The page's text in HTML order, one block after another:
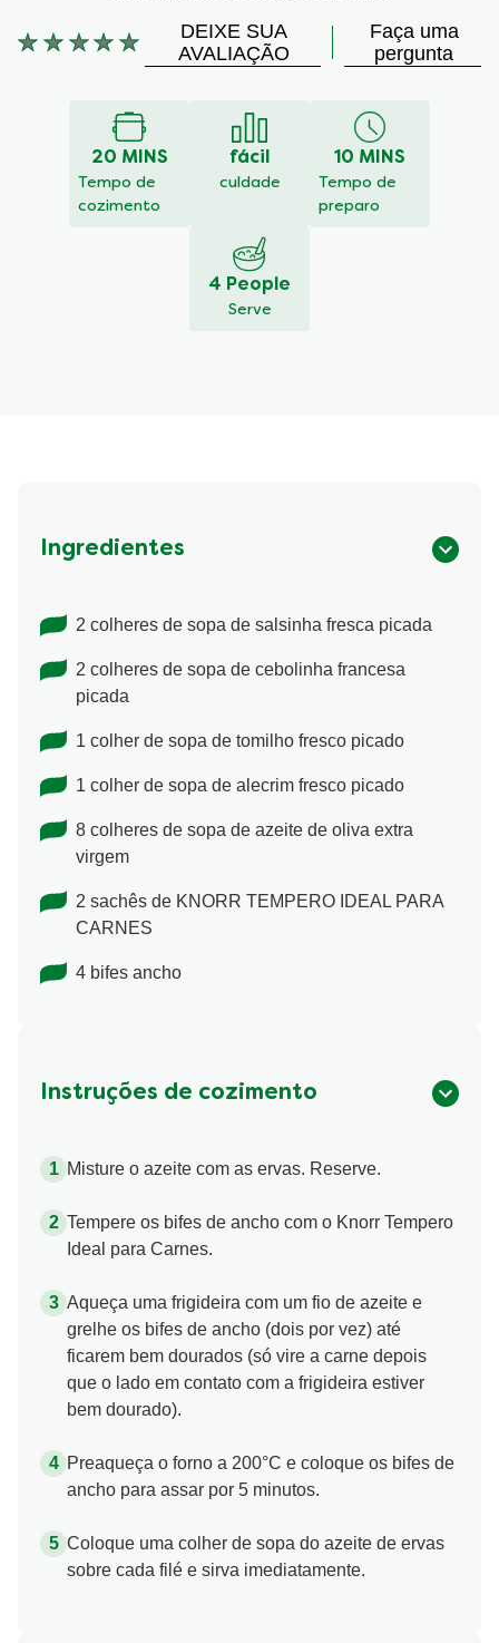
Nenhuma
DEIXE SUA
AVALIAÇÃO
Faça uma
pergunta
20 MINS
Tempo de
cozimento
fácil
culdade
10 MINS
Tempo de
preparo
4 People
Serve
Ingredientes
2 colheres de sopa de salsinha fresca picada
2 colheres de sopa de cebolinha francesa
picada
1 colher de sopa de tomilho fresco picado
1 colher de sopa de alecrim fresco picado
8 colheres de sopa de azeite de oliva extra
virgem
2 sachês de KNORR TEMPERO IDEAL PARA
CARNES
4 bifes ancho
Instruções de cozimento
Misture o azeite com as ervas. Reserve.
Tempere os bifes de ancho com o Knorr Tempero
Ideal para Carnes.
Aqueça uma frigideira com um fio de azeite e
grelhe os bifes de ancho (dois por vez) até
ficarem bem dourados (só vire a carne depois
que o lado em contato com a frigideira estiver
bem dourado).
Preaqueça o forno a 200°C e coloque os bifes de
ancho para assar por 5 minutos.
Coloque uma colher de sopa do azeite de ervas
sobre cada filé e sirva imediatamente.